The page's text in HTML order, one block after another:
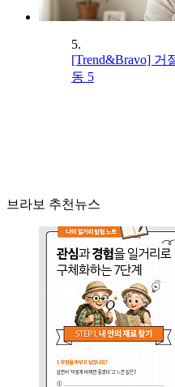
5.
[Trend&Bravo] 거
동 5
브라보 추천뉴스